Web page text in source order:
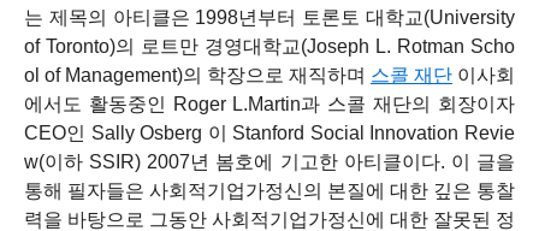
는 제목의 아티클은 1998년부터 토론토 대학교(University
of Toronto)의 로트만 경영대학교(Joseph L. Rotman Scho
ol of Management)의 학장으로 재직하며 스콜 재단 이사회
에서도 활동중인 Roger L.Martin과 스콜 재단의 회장이자
CEO인 Sally Osberg 이 Stanford Social Innovation Revie
w(이하 SSIR) 2007년 봄호에 기고한 아티클이다. 이 글을
통해 필자들은 사회적기업가정신의 본질에 대한 깊은 통찰
력을 바탕으로 그동안 사회적기업가정신에 대한 잘못된 정